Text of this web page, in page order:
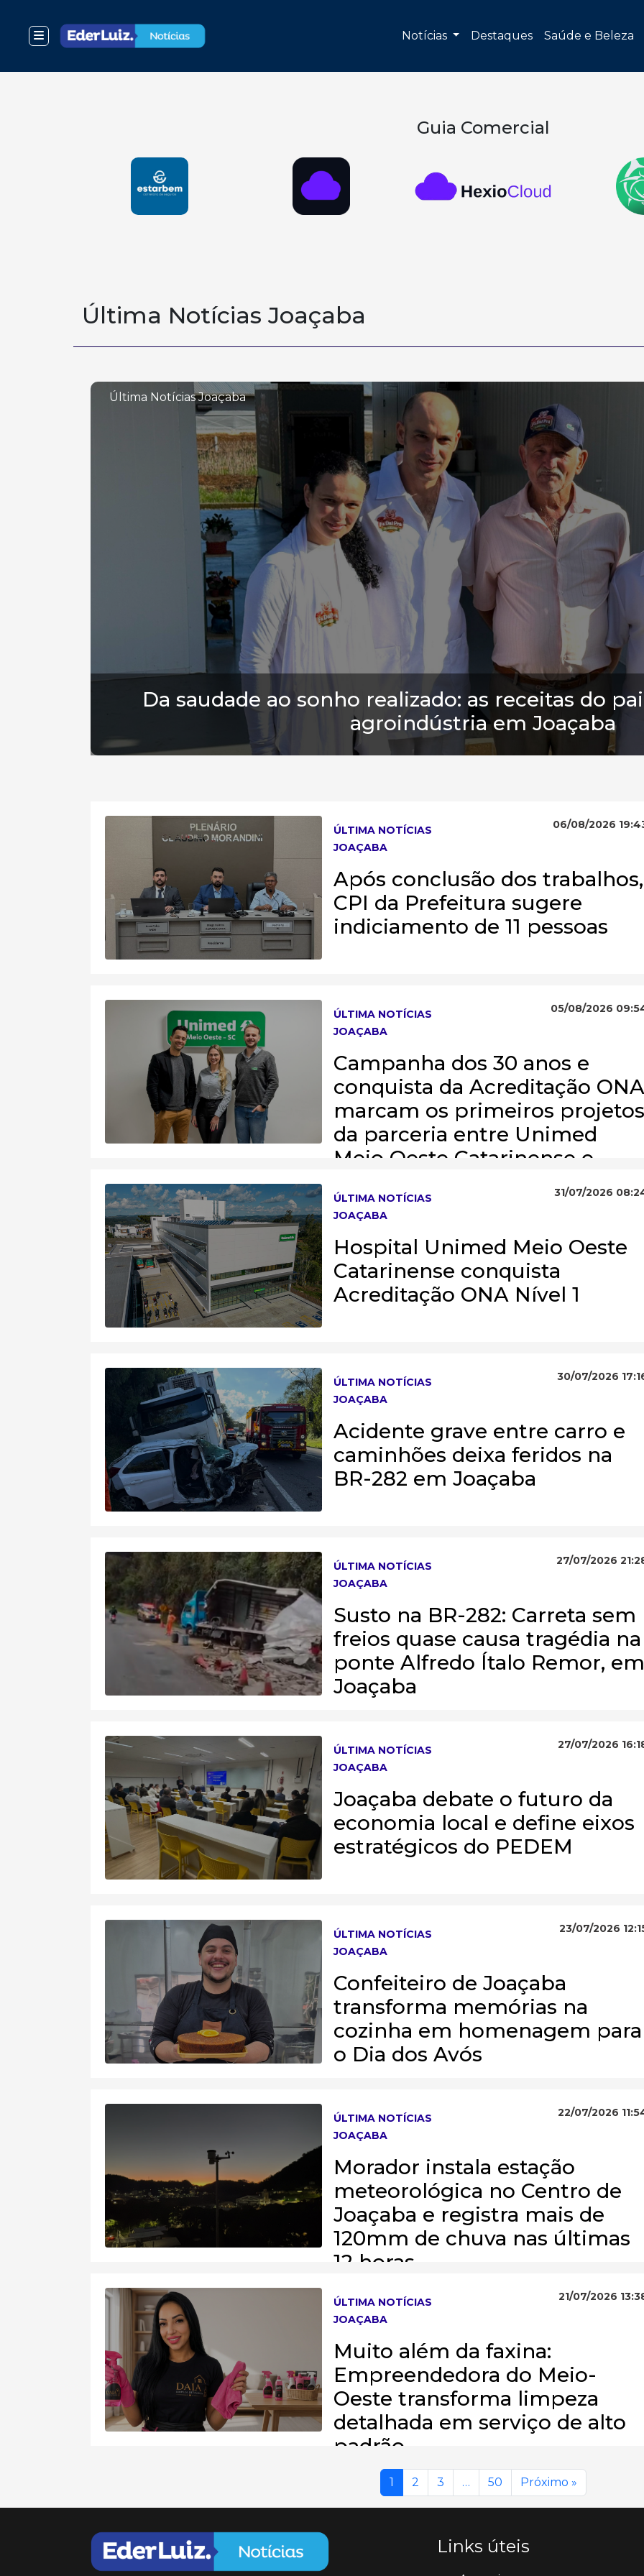
Notícias Destaques Saúde e Beleza
Guia Comercial
Última Notícias Joaçaba
Última Notícias Joaçaba
Da saudade ao sonho realizado: as receitas do
agroindústria em Joaçaba
ÚLTIMA NOTÍCIAS
JOAÇABA
06/08/2026
Após conclusão dos trabalhos,
CPI da Prefeitura sugere
indiciamento de 11 pessoas
ÚLTIMA NOTÍCIAS
JOAÇABA
05/08/2026
Campanha dos 30 anos e
conquista da Acreditação ONA
marcam os primeiros projetos
da parceria entre Unimed
Meio Oeste Catarinense e
ÚLTIMA NOTÍCIAS
JOAÇABA
31/07/2026
Hospital Unimed Meio Oeste
Catarinense conquista
Acreditação ONA Nível 1
ÚLTIMA NOTÍCIAS
JOAÇABA
30/07/2026
Acidente grave entre carro e
caminhões deixa feridos na
BR-282 em Joaçaba
ÚLTIMA NOTÍCIAS
JOAÇABA
27/07/2026
Susto na BR-282: Carreta sem
freios quase causa tragédia na
ponte Alfredo Ítalo Remor, em
Joaçaba
ÚLTIMA NOTÍCIAS
JOAÇABA
27/07/2026
Joaçaba debate o futuro da
economia local e define eixos
estratégicos do PEDEM
ÚLTIMA NOTÍCIAS
JOAÇABA
23/07/2026
Confeiteiro de Joaçaba
transforma memórias na
cozinha em homenagem para
o Dia dos Avós
ÚLTIMA NOTÍCIAS
JOAÇABA
22/07/2026
Morador instala estação
meteorológica no Centro de
Joaçaba e registra mais de
120mm de chuva nas últimas
12 horas
ÚLTIMA NOTÍCIAS
JOAÇABA
21/07/2026
Muito além da faxina:
Empreendedora do Meio-
Oeste transforma limpeza
detalhada em serviço de alto
padrão
1 2 3 … 50 Próximo »
Links úteis